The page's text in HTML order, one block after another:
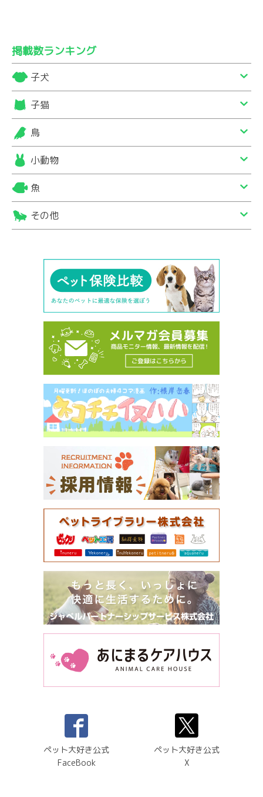
掲載数ランキング
子犬
子猫
鳥
小動物
魚
その他
ペット大好き公式
FaceBook
ペット大好き公式
X